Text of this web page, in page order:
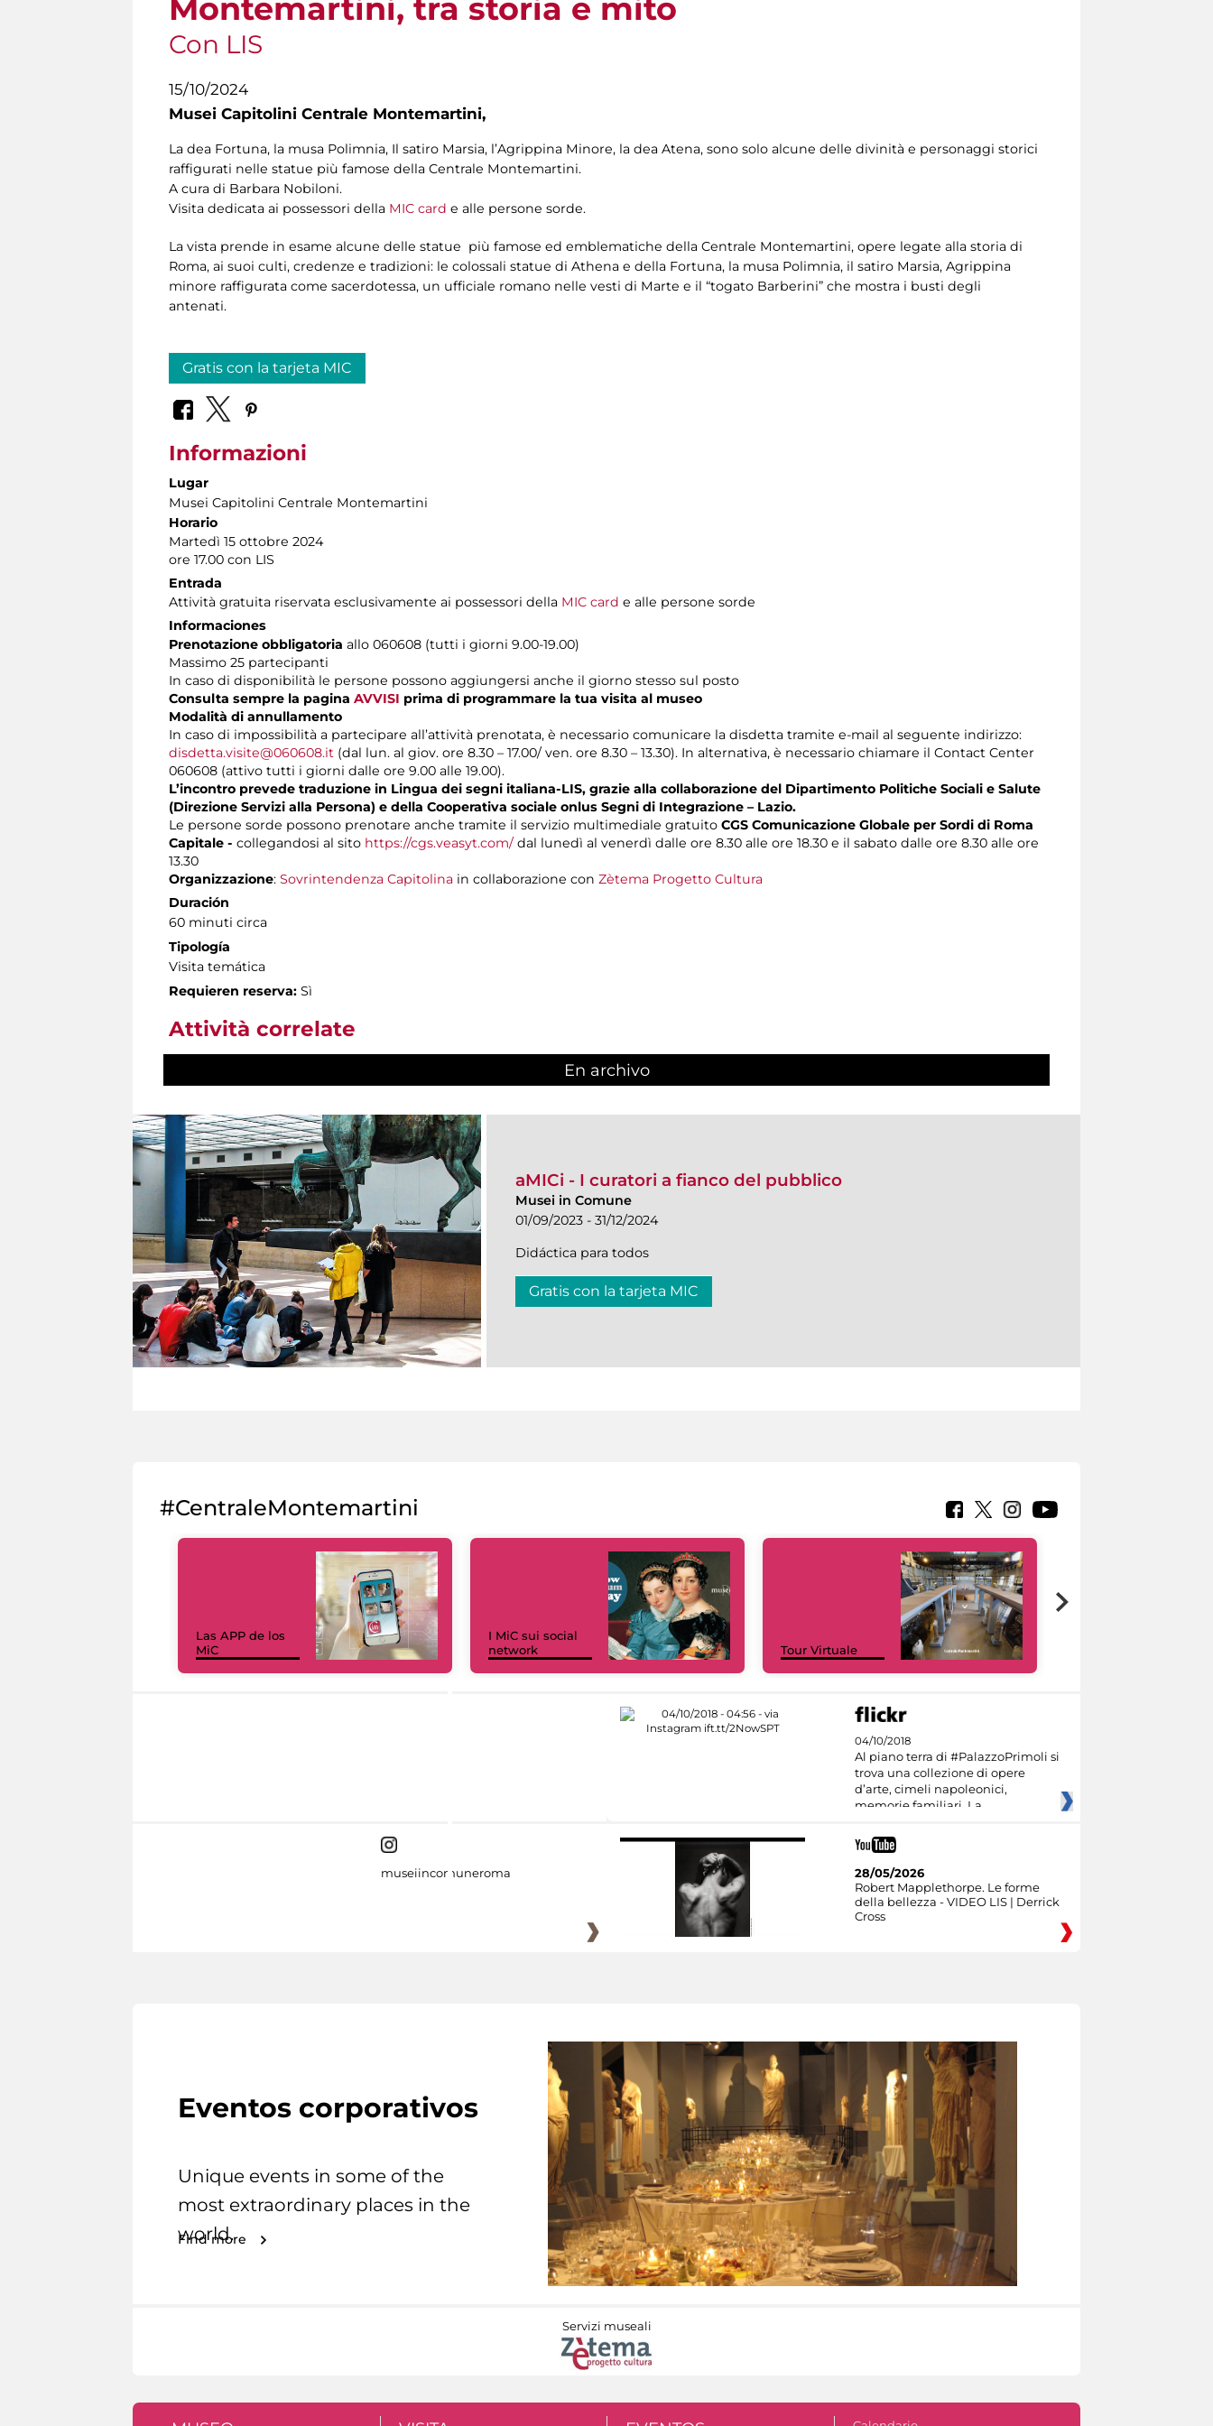
Montemartini, tra storia e mito
Con LIS
15/10/2024
Musei Capitolini Centrale Montemartini,
La dea Fortuna, la musa Polimnia, Il satiro Marsia, l’Agrippina Minore, la dea Atena, sono solo alcune delle divinità e personaggi storici
raffigurati nelle statue più famose della Centrale Montemartini.
A cura di Barbara Nobiloni.
Visita dedicata ai possessori della MIC card e alle persone sorde.
La vista prende in esame alcune delle statue più famose ed emblematiche della Centrale Montemartini, opere legate alla storia di
Roma, ai suoi culti, credenze e tradizioni: le colossali statue di Athena e della Fortuna, la musa Polimnia, il satiro Marsia, Agrippina
minore raffigurata come sacerdotessa, un ufficiale romano nelle vesti di Marte e il “togato Barberini” che mostra i busti degli
antenati.
Gratis con la tarjeta MIC
Informazioni
Lugar
Musei Capitolini Centrale Montemartini
Horario
Martedì 15 ottobre 2024
ore 17.00 con LIS
Entrada
Attività gratuita riservata esclusivamente ai possessori della MIC card e alle persone sorde
Informaciones
Prenotazione obbligatoria allo 060608 (tutti i giorni 9.00-19.00)
Massimo 25 partecipanti
In caso di disponibilità le persone possono aggiungersi anche il giorno stesso sul posto
Consulta sempre la pagina AVVISI prima di programmare la tua visita al museo
Modalità di annullamento
In caso di impossibilità a partecipare all’attività prenotata, è necessario comunicare la disdetta tramite e-mail al seguente indirizzo:
disdetta.visite@060608.it (dal lun. al giov. ore 8.30 – 17.00/ ven. ore 8.30 – 13.30). In alternativa, è necessario chiamare il Contact Center
060608 (attivo tutti i giorni dalle ore 9.00 alle 19.00).
L’incontro prevede traduzione in Lingua dei segni italiana-LIS, grazie alla collaborazione del Dipartimento Politiche Sociali e Salute
(Direzione Servizi alla Persona) e della Cooperativa sociale onlus Segni di Integrazione – Lazio.
Le persone sorde possono prenotare anche tramite il servizio multimediale gratuito CGS Comunicazione Globale per Sordi di Roma
Capitale - collegandosi al sito https://cgs.veasyt.com/dal lunedì al venerdì dalle ore 8.30 alle ore 18.30 e il sabato dalle ore 8.30 alle ore
13.30
Organizzazione: Sovrintendenza Capitolina in collaborazione con Zètema Progetto Cultura
Duración
60 minuti circa
Tipología
Visita temática
Requieren reserva: Sì
Attività correlate
En archivo
aMICi - I curatori a fianco del pubblico
Musei in Comune
01/09/2023 - 31/12/2024
Didáctica para todos
Gratis con la tarjeta MIC
#CentraleMontemartini
Las APP de los
MiC
I MiC sui social
network
Tour Virtuale
04/10/2018
Al piano terra di #PalazzoPrimoli si
trova una collezione di opere
d’arte, cimeli napoleonici,
memorie familiari. La
museiincomuneroma
28/05/2026
Robert Mapplethorpe. Le forme
della bellezza - VIDEO LIS | Derrick
Cross
Eventos corporativos
Unique events in some of the
most extraordinary places in the
world.
Find more
Servizi museali